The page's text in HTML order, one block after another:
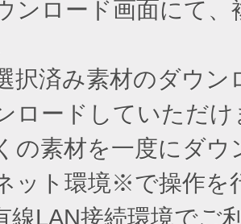
ンロード画面にて
選択済み素材のダウ
ロードしていただけ
の素材を一度にダ
ット環境※で操作を
線LAN接続環境でご